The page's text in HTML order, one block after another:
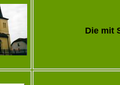
Die mit